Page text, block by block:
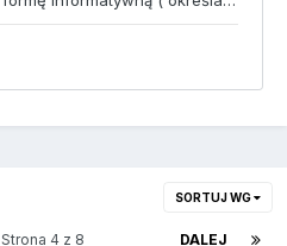
SORTUJ WG
DALEJ
Strona 4 z 8